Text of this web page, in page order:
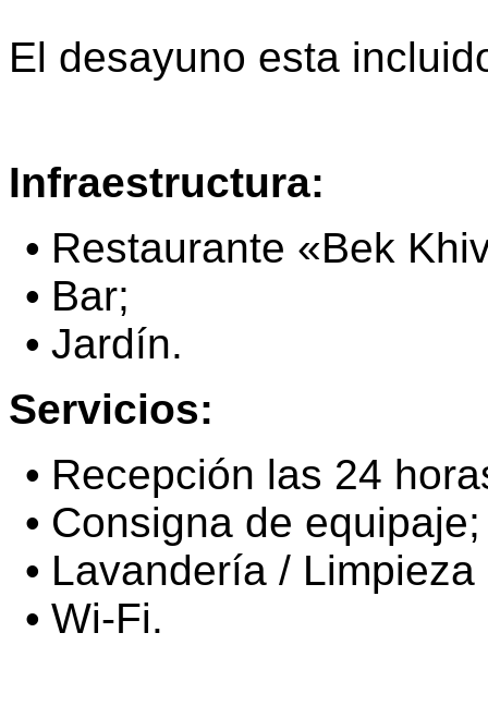
El desayuno esta
Infraestructura:
Restaurante «Bek
Bar;
Jardín.
Servicios:
Recepción las 24
Consigna de equipaje;
Lavandería /
Wi-Fi.